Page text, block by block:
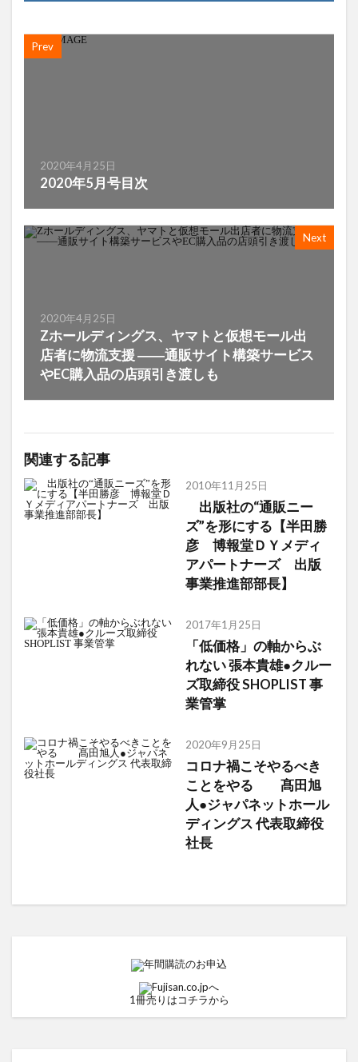
Prev
2020年4月25日
2020年5月号目次
Next
2020年4月25日
Zホールディングス、ヤマトと仮想モール出
店者に物流支援 ――通販サイト構築サービス
やEC購入品の店頭引き渡しも
関連する記事
2010年11月25日
出版社の“通販ニー
ズ”を形にする【半田勝
彦 博報堂ＤＹメディ
アパートナーズ 出版
事業推進部部長】
2017年1月25日
「低価格」の軸からぶ
れない 張本貴雄●クルー
ズ取締役 SHOPLIST 事
業管掌
2020年9月25日
コロナ禍こそやるべき
ことをやる 髙田旭
人●ジャパネットホール
ディングス 代表取締役
社長
1冊売りはコチラから